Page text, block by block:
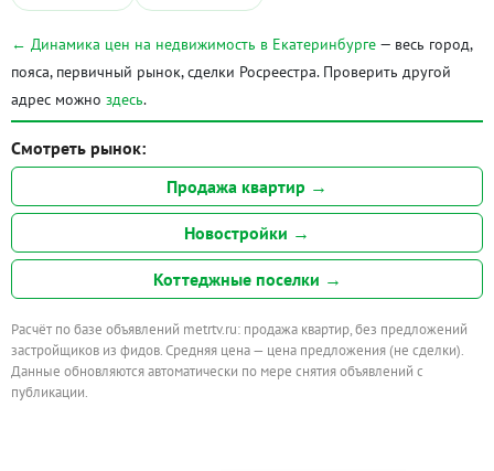
← Динамика цен на недвижимость в Екатеринбурге — весь город,
пояса, первичный рынок, сделки Росреестра. Проверить другой
адрес можно здесь.
Смотреть рынок:
Продажа квартир →
Новостройки →
Коттеджные поселки →
Расчёт по базе объявлений metrtv.ru: продажа квартир, без предложений
застройщиков из фидов. Средняя цена — цена предложения (не сделки).
Данные обновляются автоматически по мере снятия объявлений с
публикации.